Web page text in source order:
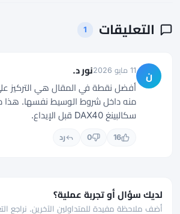
التعليقات 1
ن نور د. 11 مايو 2026
أفضل نقطة في المقال هي التركيز
منه داخل شروط الوسيط نفسها. هذا
سكالبينغ DAX40 قبل الإيداع.
16
0 رد
لديك سؤال أو تجربة عملية؟
أضف ملاحظة مفيدة للمتداولين الآخرين. نراجع